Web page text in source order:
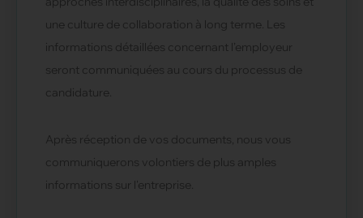
une culture de collaboration à long terme. Les
informations détaillées concernant l’employeur
seront communiquées au cours du processus de
candidature.
Après réception de vos documents, nous vous
communiquerons volontiers de plus amples
informations sur l'entreprise.